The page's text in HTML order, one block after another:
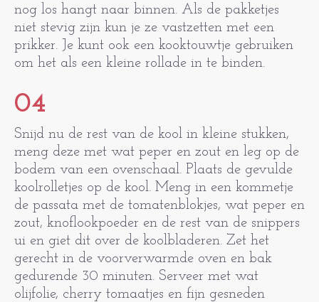
nog los hangt naar binnen. Als de pakketjes
niet stevig zijn kun je ze vastzetten met een
prikker. Je kunt ook een kooktouwtje gebruiken
om het als een kleine rollade in te binden.
04
Snijd nu de rest van de kool in kleine stukken,
meng deze met wat peper en zout en leg op de
bodem van een ovenschaal. Plaats de gevulde
koolrolletjes op de kool. Meng in een kommetje
de passata met de tomatenblokjes, wat peper en
zout, knoflookpoeder en de rest van de snippers
ui en giet dit over de koolbladeren. Zet het
gerecht in de voorverwarmde oven en bak
gedurende 30 minuten. Serveer met wat
olijfolie, cherry tomaatjes en fijn gesneden